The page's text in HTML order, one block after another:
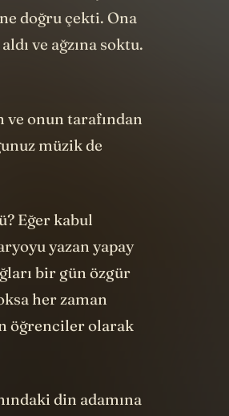
doğru çekti. Ona
ve ağzına soktu.
onun tarafından
müzik de
Eğer kabul
yazan yapay
bir gün özgür
her zaman
öğrenciler olarak
din adamına